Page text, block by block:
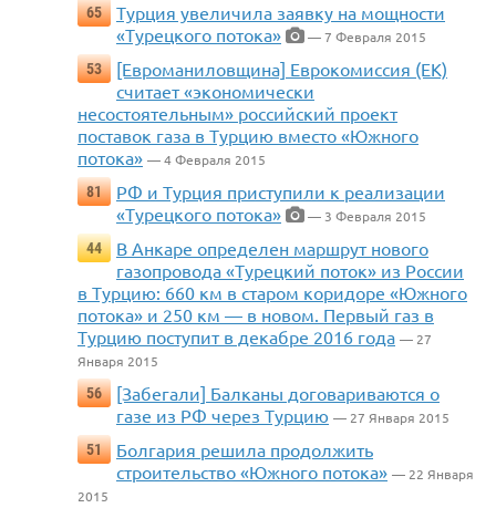
65
Турция увеличила заявку на мощности
«Турецкого потока»
— 7 Февраля 2015
53
[Евроманиловщина] Еврокомиссия (ЕК)
считает «экономически
несостоятельным» российский проект
поставок газа в Турцию вместо «Южного
потока» — 4 Февраля 2015
81
РФ и Турция приступили к реализации
«Турецкого потока»
— 3 Февраля 2015
44
В Анкаре определен маршрут нового
газопровода «Турецкий поток» из России
в Турцию: 660 км в старом коридоре «Южного
потока» и 250 км — в новом. Первый газ в
Турцию поступит в декабре 2016 года — 27
Января 2015
56
[Забегали] Балканы договариваются о
газе из РФ через Турцию — 27 Января 2015
51
Болгария решила продолжить
строительство «Южного потока» — 22 Января
2015